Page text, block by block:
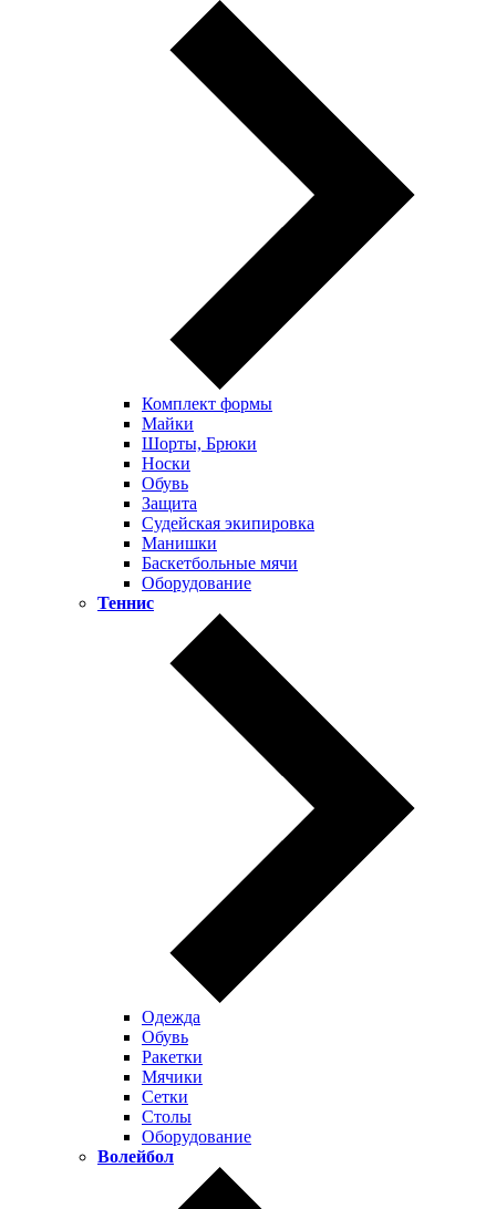
Комплект формы
Майки
Шорты, Брюки
Носки
Обувь
Защита
Судейская экипировка
Манишки
Баскетбольные мячи
Оборудование
Теннис
Одежда
Обувь
Ракетки
Мячики
Сетки
Столы
Оборудование
Волейбол